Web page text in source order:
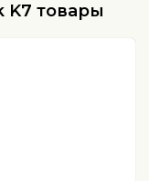
K7 товары